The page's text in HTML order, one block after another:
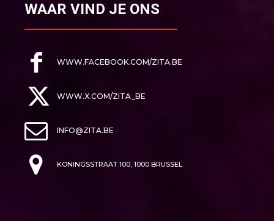
WAAR VIND JE ONS
WWW.FACEBOOK.COM/ZITA.BE
WWW.X.COM/ZITA_BE
INFO@ZITA.BE
KONINGSSTRAAT 100, 1000 BRUSSEL